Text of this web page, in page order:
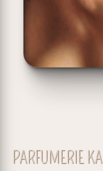
PARFUMERIE